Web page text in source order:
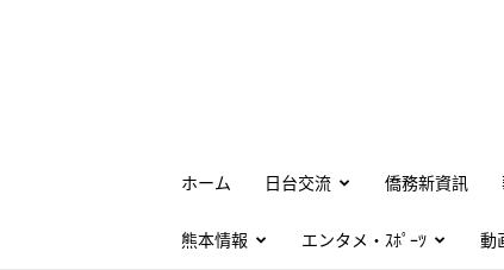
ホーム 日台交流 僑務新資訊
熊本情報 エンタメ・ｽﾎﾟｰﾂ 動